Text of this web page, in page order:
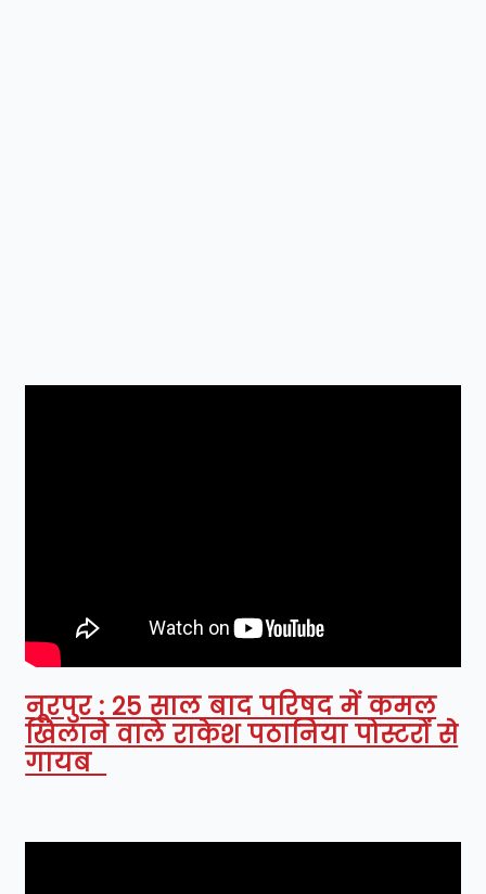
नूरपुर : 25 साल बाद परिषद में कमल
खिलाने वाले राकेश पठानिया पोस्टरों से
गायब